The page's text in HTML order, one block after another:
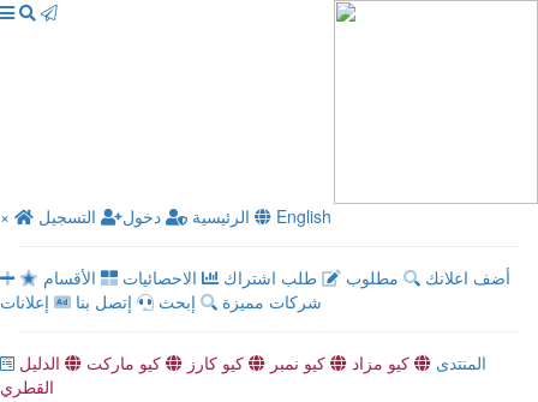
× الرئيسية دخول التسجيل English
أضف اعلانك مطلوب طلب اشتراك الاحصائيات
الأقسام
شركات مميزة
إبحث إتصل بنا إعلانات
المنتدى كيو مزاد كيو نمبر كيو كارز كيو ماركت
الدليل
القطري